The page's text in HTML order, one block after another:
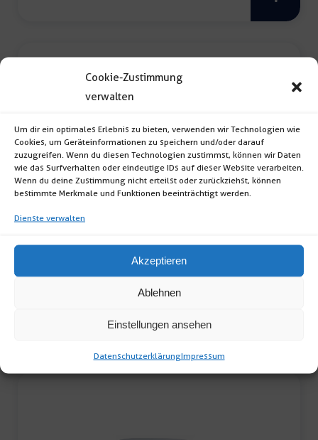
Cookie-Zustimmung
verwalten
Um dir ein optimales Erlebnis zu bieten, verwenden wir Technologien wie
Cookies, um Geräteinformationen zu speichern und/oder darauf
zuzugreifen. Wenn du diesen Technologien zustimmst, können wir Daten
wie das Surfverhalten oder eindeutige IDs auf dieser Website verarbeiten.
Wenn du deine Zustimmung nicht erteilst oder zurückziehst, können
bestimmte Merkmale und Funktionen beeinträchtigt werden.
Dienste verwalten
Akzeptieren
Ablehnen
Einstellungen ansehen
DatenschutzerklärungImpressum
Skirting inkl. Tischtuchklammern
Skirting inkl. Tischtuchklammern (Format:
Tischtuchklammern